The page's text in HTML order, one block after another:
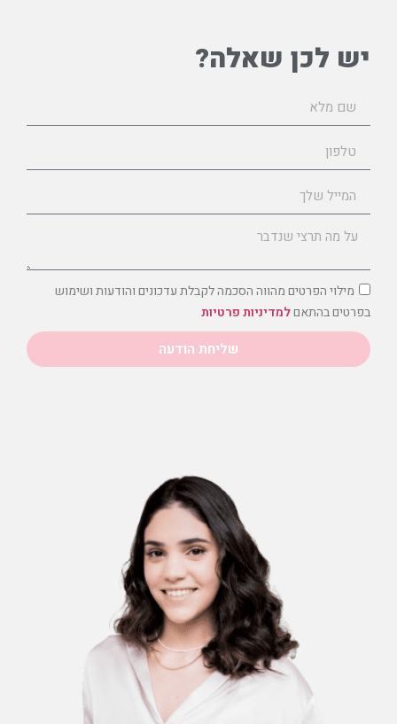
יש לכן שאלה?
מילוי הפרטים מהווה הסכמה לקבלת עדכונים והודעות ושימוש
בפרטים בהתאםלמדיניות פרטיות
שליחת הודעה